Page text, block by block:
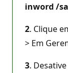
inword /
2. Clique
> Em
3.